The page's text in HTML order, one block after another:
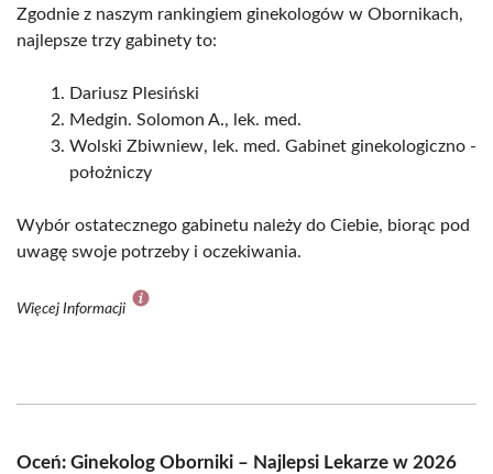
Zgodnie z naszym rankingiem ginekologów w Obornikach,
najlepsze trzy gabinety to:
Dariusz Plesiński
Medgin. Solomon A., lek. med.
Wolski Zbiwniew, lek. med. Gabinet ginekologiczno -
położniczy
Wybór ostatecznego gabinetu należy do Ciebie, biorąc pod
uwagę swoje potrzeby i oczekiwania.
Więcej Informacji
Oceń: Ginekolog Oborniki – Najlepsi Lekarze w 2026